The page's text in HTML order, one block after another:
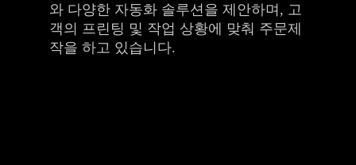
와 다양한 자동화 솔루션을 제안하며, 고
객의 프린팅 및 작업 상황에 맞춰 주문제
작을 하고 있습니다.